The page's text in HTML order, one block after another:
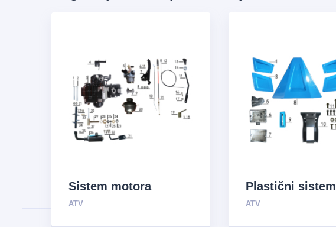
Sistem motora
ATV
Plastični sistem
ATV